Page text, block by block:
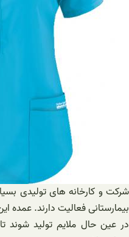
شرکت و کارخانه های تولیدی
بیمارستانی فعالیت دارند. عمده
در عین حال ملایم تولید